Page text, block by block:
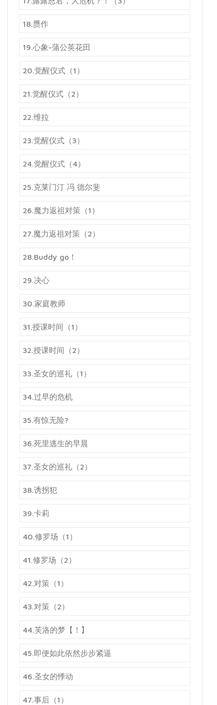
18.赝作
19.心象-蒲公英花田
20.觉醒仪式（1）
21.觉醒仪式（2）
22.维拉
23.觉醒仪式（3）
24.觉醒仪式（4）
25.克莱门汀 冯 德尔斐
26.魔力返祖对策（1）
27.魔力返祖对策（2）
28.Buddy go！
29.决心
30.家庭教师
31.授课时间（1）
32.授课时间（2）
33.圣女的巡礼（1）
34.过早的危机
35.有惊无险?
36.死里逃生的早晨
37.圣女的巡礼（2）
38.诱拐犯
39.卡莉
40.修罗场（1）
41.修罗场（2）
42.对策（1）
43.对策（2）
44.芙洛的梦【！】
45.即便如此依然步步紧逼
46.圣女的悸动
47.事后（1）